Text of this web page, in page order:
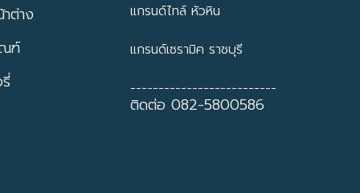
ต่าง
ฑ์
แกรนด์ไทล์ หัวหิน
แกรนด์เซรามิค ราชบุรี
--------------------------
ติดต่อ 082-5800586